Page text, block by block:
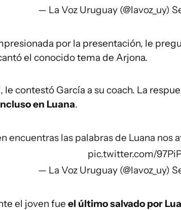
— La Voz Uruguay (@lavoz_uy)
por la presentación, le
el conocido tema de Arjona.
, le contestó García a su coach. La
en Luana.
encuentras las palabras de Luana nos
pic.twitter.com/
— La Voz Uruguay (@lavoz_uy)
el joven fue el último salvado por